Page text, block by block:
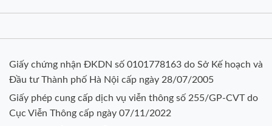
Giấy chứng nhận ĐKDN số 0101778163 do Sở Kế hoạch và
Đầu tư Thành phố Hà Nội cấp ngày 28/07/2005
Giấy phép cung cấp dịch vụ viễn thông số 255/GP-CVT do
Cục Viễn Thông cấp ngày 07/11/2022